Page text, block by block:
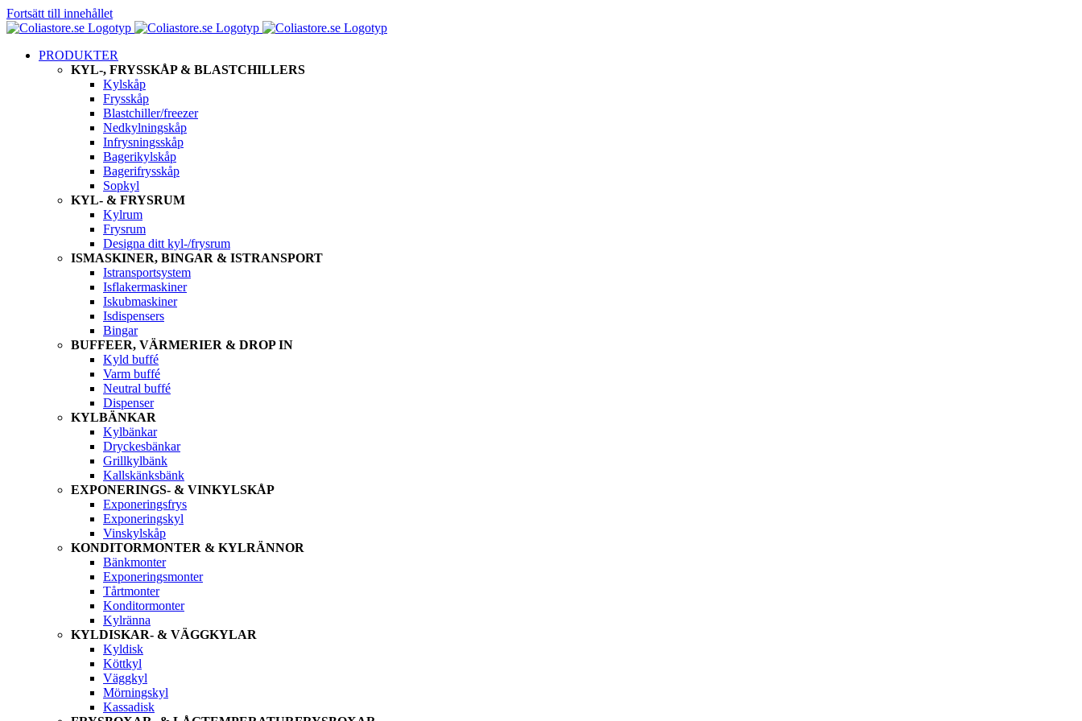
Fortsätt till innehållet
PRODUKTER
KYL-, FRYSSKÅP & BLASTCHILLERS
Kylskåp
Frysskåp
Blastchiller/freezer
Nedkylningskåp
Infrysningsskåp
Bagerikylskåp
Bagerifrysskåp
Sopkyl
KYL- & FRYSRUM
Kylrum
Frysrum
Designa ditt kyl-/frysrum
ISMASKINER, BINGAR & ISTRANSPORT
Istransportsystem
Isflakermaskiner
Iskubmaskiner
Isdispensers
Bingar
BUFFEER, VÄRMERIER & DROP IN
Kyld buffé
Varm buffé
Neutral buffé
Dispenser
KYLBÄNKAR
Kylbänkar
Dryckesbänkar
Grillkylbänk
Kallskänksbänk
EXPONERINGS- & VINKYLSKÅP
Exponeringsfrys
Exponeringskyl
Vinskylskåp
KONDITORMONTER & KYLRÄNNOR
Bänkmonter
Exponeringsmonter
Tårtmonter
Konditormonter
Kylränna
KYLDISKAR- & VÄGGKYLAR
Kyldisk
Köttkyl
Väggkyl
Mörningskyl
Kassadisk